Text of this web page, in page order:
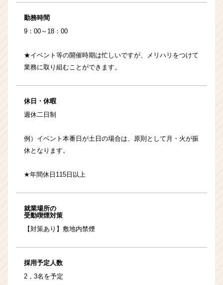
勤務時間
9：00～18：00
★イベント等の開催時期は忙しいですが、メリハリをつけて
業務に取り組むことができます。
休日・休暇
週休二日制
例）イベント本番日が土日の場合は、原則として月・火が振
休となります。
★年間休日115日以上
就業場所の
受動喫煙対策
【対策あり】敷地内禁煙
採用予定人数
2，3名を予定